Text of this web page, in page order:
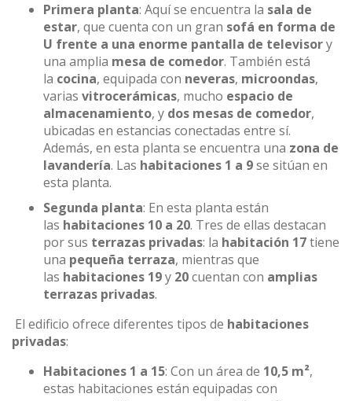
Primera planta: Aquí se encuentra la sala de
estar, que cuenta con un gran sofá en forma de
U frente a una enorme pantalla de televisory
una amplia mesa de comedor. También está
la cocina, equipada con neveras, microondas,
varias vitrocerámicas, mucho espacio de
almacenamiento, y dos mesas de comedor,
ubicadas en estancias conectadas entre sí.
Además, en esta planta se encuentra una zona de
lavandería. Las habitaciones 1 a 9se sitúan en
esta planta.
Segunda planta: En esta planta están
las habitaciones 10 a 20. Tres de ellas destacan
por sus terrazas privadas: la habitación 17tiene
una pequeña terraza, mientras que
las habitaciones 19y 20cuentan con amplias
terrazas privadas.
El edificio ofrece diferentes tipos de habitaciones
privadas:
Habitaciones 1 a 15: Con un área de 10,5 m²,
estas habitaciones están equipadas con